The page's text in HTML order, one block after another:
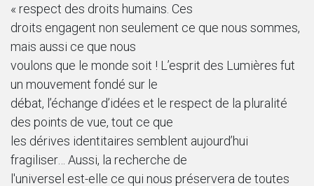
« respect des droits humains. Ces
droits engagent non seulement ce que nous sommes,
mais aussi ce que nous
voulons que le monde soit ! L’esprit des Lumières fut
un mouvement fondé sur le
débat, l’échange d’idées et le respect de la pluralité
des points de vue, tout ce que
les dérives identitaires semblent aujourd’hui
fragiliser… Aussi, la recherche de
l'universel est-elle ce qui nous préservera de toutes